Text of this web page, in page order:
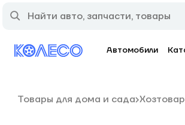
Автомобили
Товары для дома и сада